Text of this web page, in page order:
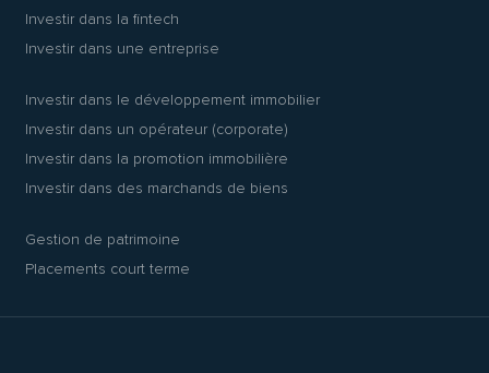
Investir dans la fintech
Investir dans une entreprise
Investir dans le développement immobilier
Investir dans un opérateur (corporate)
Investir dans la promotion immobilière
Investir dans des marchands de biens
Gestion de patrimoine
Placements court terme